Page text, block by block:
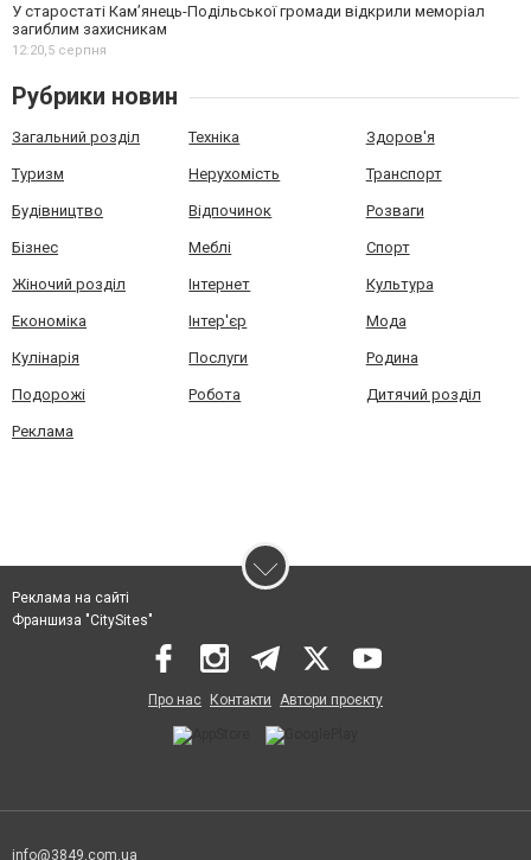
У старостаті Кам’янець-Подільської громади відкрили меморіал
загиблим захисникам
12:20, 5 серпня
Рубрики новин
Загальний розділ Техніка Здоров'я
Туризм Нерухомість Транспорт
Будівництво Відпочинок Розваги
Бізнес Меблі Спорт
Жіночий розділ Інтернет Культура
Економіка Інтер'єр Мода
Кулінарія Послуги Родина
Подорожі Робота Дитячий розділ
Реклама
Реклама на сайті
Франшиза "CitySites"
Про нас Контакти Автори проєкту
info@3849.com.ua